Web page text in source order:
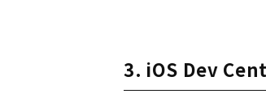
3. iOS Dev